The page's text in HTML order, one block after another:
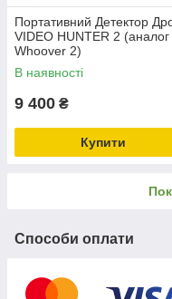
Портативний Детектор
VIDEO HUNTER 2 (аналог
Whoover 2)
В наявності
9 400 ₴
Купити
Способи оплати